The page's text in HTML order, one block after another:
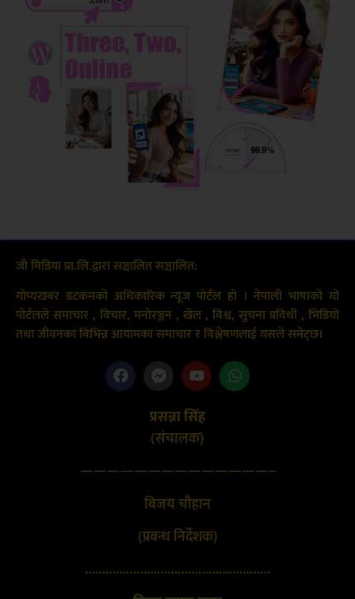
जी मिडिया प्रा.लि.द्वारा सञ्चालित सञ्चालित:
गोप्यखबर डटकमको अधिकारिक न्यूज पोर्टल हो । नेपाली भाषाको यो
पोर्टलले समाचार , विचार, मनोरञ्जन , खेल , बिश्व, सुचना प्रविधी , भिडियो
तथा जीवनका विभिन्न आयामका समाचार र विश्लेषणलाई यसले समेट्छ।
प्रसन्ना सिंह
(संचालक}
——————————————–
बिजय चौहान
(प्रबन्ध निर्देशक)
………………………………………………